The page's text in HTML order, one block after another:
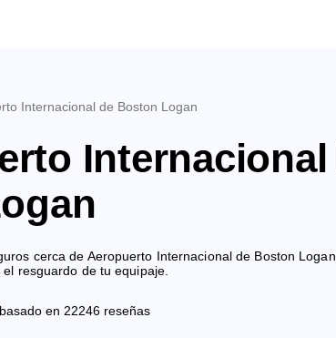
Internacional de Boston Logan
Internacional
cerca de Aeropuerto Internacional de Boston
resguardo de tu equipaje.
basado en 22246 reseñas